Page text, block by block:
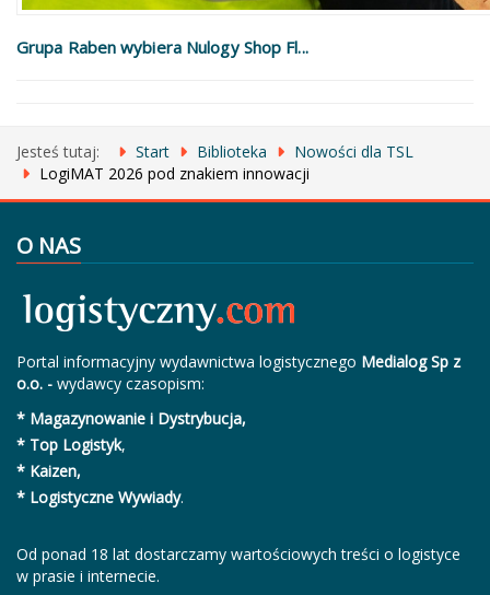
Grupa Raben wybiera Nulogy Shop Fl...
Jesteś tutaj: Start Biblioteka
Nowości dla TSL
LogiMAT 2026 pod znakiem innowacji
O NAS
Portal informacyjny wydawnictwa logistycznego Medialog Sp z
o.o. - wydawcy czasopism:
* Magazynowanie i Dystrybucja,
* Top Logistyk,
* Kaizen,
* Logistyczne Wywiady.
Od ponad 18 lat dostarczamy wartościowych treści o logistyce
w prasie i internecie.